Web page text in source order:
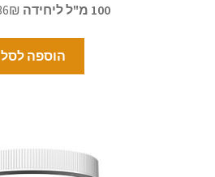
100 מ"ל ליחידה
הוספה לסל